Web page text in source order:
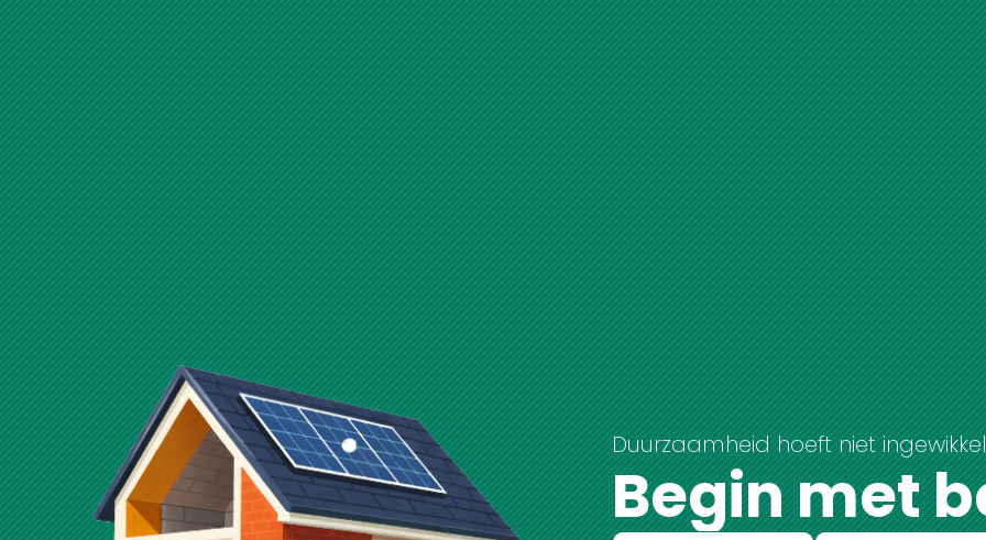
Duurzaamheid hoeft niet
Begin met